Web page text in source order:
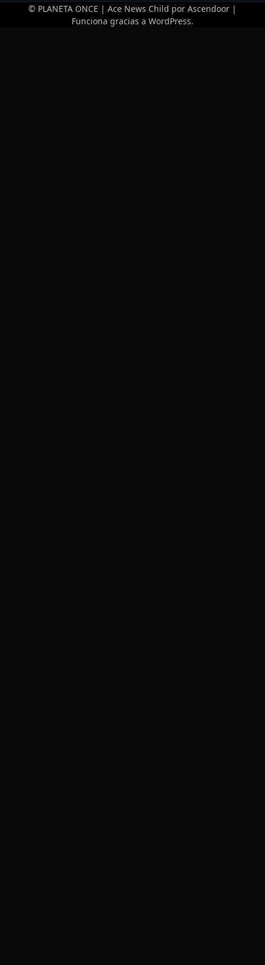
© PLANETA ONCE | Ace News Child por Ascendoor |
Funciona gracias a WordPress.